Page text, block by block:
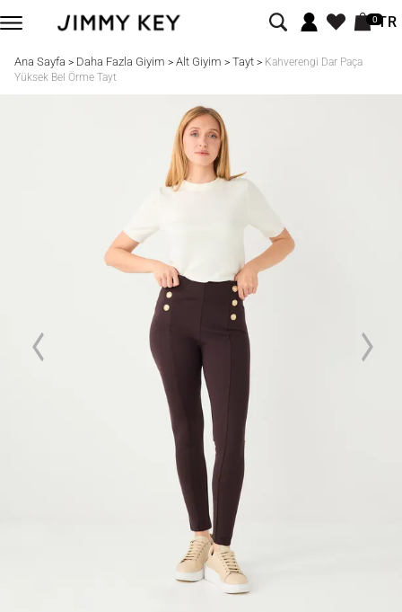
0TR
Ana Sayfa > Daha Fazla Giyim > Alt Giyim > Tayt> Kahverengi Dar Paça
Yüksek Bel Örme Tayt